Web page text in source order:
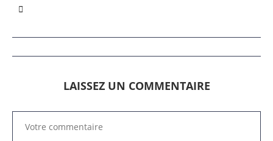
LAISSEZ UN COMMENTAIRE